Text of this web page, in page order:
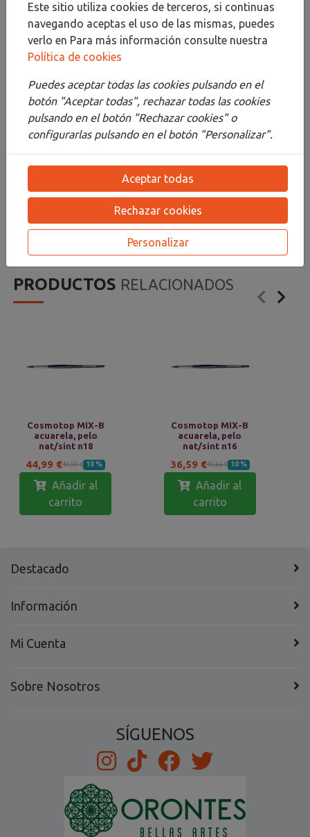
Descripción
Detalles
Opiniones
COSMOTOP MIX B ES UN PINCEL IDEAL PARA
SINTÉTICO PROPORCIONA ALTA ABSORCION Y A
LA VEZ FIRMEZA Y NERVIO PARA MANEJAR
ADECUADAMENTE TUS TRAZOS EN ACUARELA.
PINCELES DE ALTA CALIDAD FABRICADO EN
ALEMANIA
PRODUCTOS RELACIONADOS
Cosmotop MIX-B
acuarela, pelo
nat/sint n18
44,99 €49,99 € 10 %
Añadir al
carrito
Cosmotop MIX-B
acuarela, pelo
nat/sint n16
36,59 €40,66 € 10 %
Añadir al
carrito
Destacado
Información
Mi Cuenta
Sobre Nosotros
SÍGUENOS
Este sitio utiliza cookies de terceros, si continuas
navegando aceptas el uso de las mismas, puedes
verlo en Para más información consulte nuestra
Política de cookies
Puedes aceptar todas las cookies pulsando en el
botón "Aceptar todas", rechazar todas las cookies
pulsando en el botón "Rechazar cookies" o
configurarlas pulsando en el botón "Personalizar".
Aceptar todas
Rechazar cookies
Personalizar